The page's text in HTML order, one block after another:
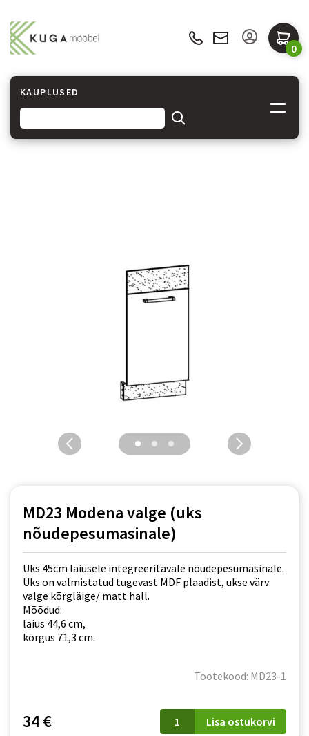
0
KAUPLUSED
MD23 Modena valge (uks
nõudepesumasinale)
Uks 45cm laiusele integreeritavale nõudepesumasinale.
Uks on valmistatud tugevast MDF plaadist, ukse värv:
valge kõrgläige/ matt hall.
Mõõdud:
laius 44,6 cm,
kõrgus 71,3 cm.
Tootekood: MD23-1
34 €
MD23
Modena
Lisa ostukorvi